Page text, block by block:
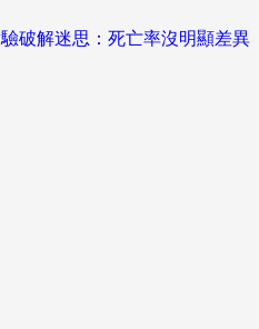
破解迷思：死亡率沒明顯差異